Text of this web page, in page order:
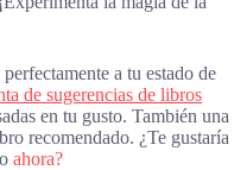
a tu estado de
de sugerencias de libros
en tu gusto. También una
recomendado. ¿Te gustaría
ahora?